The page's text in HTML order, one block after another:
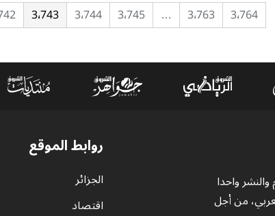
3٬743 3٬744 3٬745 … 3٬763 3٬764
والنشر واحدا
من أجل
روابط الموقع
الجزائر
اقتصاد